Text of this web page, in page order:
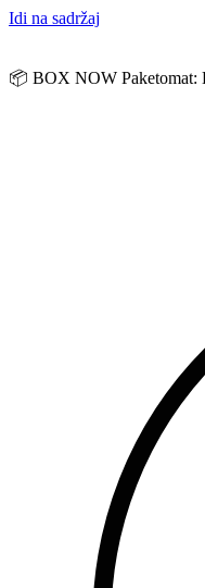
Idi na sadržaj
📦 BOX NOW Paketomat: